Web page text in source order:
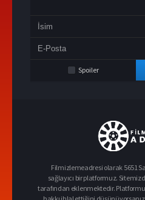
Spoiler
Filmizlemeadresi olarak 5651
sağlayıcı bir platformuz.
tarafından eklenmektedir.